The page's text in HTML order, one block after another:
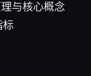
与核心概念
标